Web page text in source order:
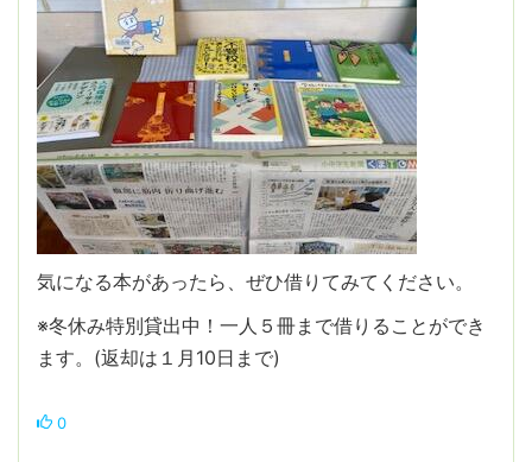
気になる本があったら、ぜひ借りてみてください。
※冬休み特別貸出中！一人５冊まで借りることができ
ます。(返却は１月10日まで)
0